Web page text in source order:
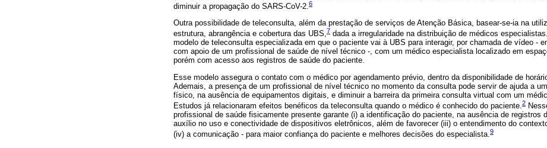
diminuir a propagação do SARS-CoV-2. 6
Outra possibilidade de teleconsulta, além da prestação de serviços de Atenção Básica, basear-se-ia na
estrutura, abrangência e cobertura das UBS,7 dada a irregularidade na distribuição de médicos especialistas.
modelo de teleconsulta especializada em que o paciente vai à UBS para interagir, por chamada de vídeo -
com apoio de um profissional de saúde de nível técnico -, com um médico especialista localizado em
porém com acesso aos registros de saúde do paciente.
Esse modelo assegura o contato com o médico por agendamento prévio, dentro da disponibilidade de
Ademais, a presença de um profissional de nível técnico no momento da consulta pode servir de ajuda a
físico, na ausência de equipamentos digitais, e diminuir a barreira da primeira consulta virtual com um
Estudos já relacionaram efeitos benéficos da teleconsulta quando o médico é conhecido do paciente.2
profissional de saúde fisicamente presente garante (i) a identificação do paciente, na ausência de registros
auxílio no uso e conectividade de dispositivos eletrônicos, além de favorecer (iii) o entendimento do
(iv) a comunicação - para maior confiança do paciente e melhores decisões do especialista.9